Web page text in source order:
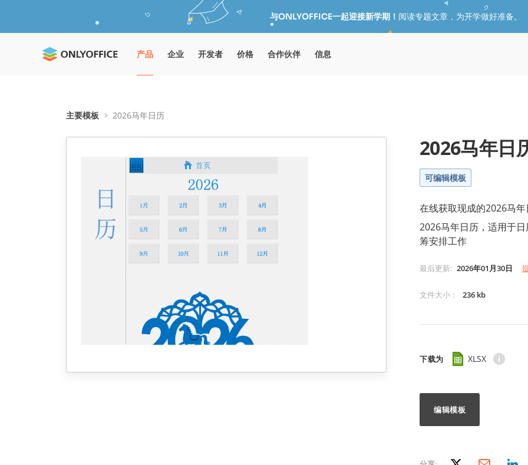
与ONLYOFFICE一起迎接新学期！ 阅读专题文章，为开学做好准备。
产品 企业 开发者 价格 合作伙伴 信息
主要模板 2026马年日历
2026马年日
可编辑模板
在线获取现成的2026马
2026马年日历，适用于
筹安排工作
最后更新: 2026年01月30日
文件大小 ： 236 kb
下载为 XLSX
编辑模板